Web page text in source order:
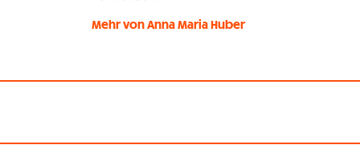
Mehr von Anna Maria Huber